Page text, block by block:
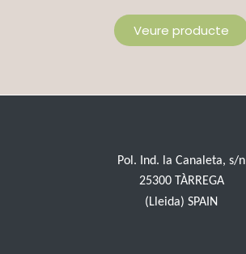
Veure producte
Pol. Ind. la Canaleta, s/n
25300 TÀRREGA
(Lleida) SPAIN